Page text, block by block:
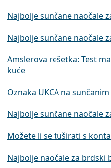
Najbolje sunčane naočale
Najbolje sunčane naočale
Amslerova rešetka: Test
kuće
Oznaka UKCA na
Najbolje sunčane naočale
Možete li se tuširati s
Najbolje naočale za brdski